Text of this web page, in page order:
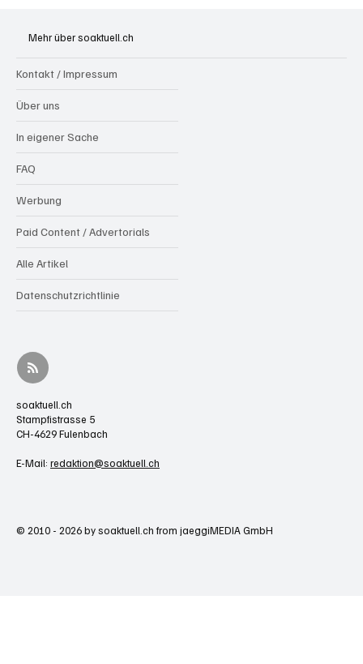
Mehr über soaktuell.ch
Kontakt / Impressum
Über uns
In eigener Sache
FAQ
Werbung
Paid Content / Advertorials
Alle Artikel
Datenschutzrichtlinie
soaktuell.ch
Stampfistrasse 5
CH-4629 Fulenbach
E-Mail: redaktion@soaktuell.ch
© 2010 - 2026 by soaktuell.ch from jaeggiMEDIA GmbH